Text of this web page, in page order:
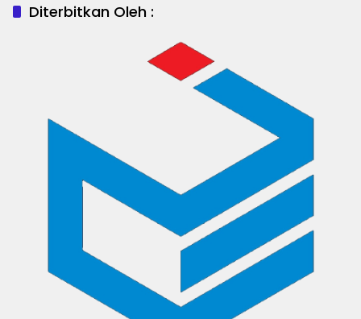
Diterbitkan Oleh :